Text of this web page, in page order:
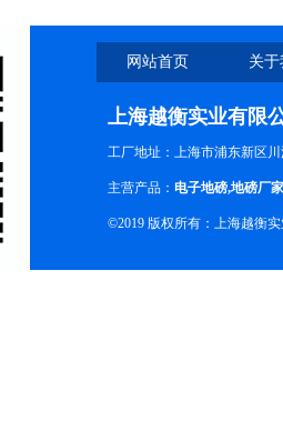
网站首页 关
上海越衡实业有限
工厂地址：上海市浦东新区川
主营产品： 电子地磅,地磅厂家
©2019 版权所有：上海越衡